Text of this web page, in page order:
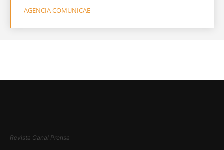
AGENCIA COMUNICAE
Revista Canal Prensa